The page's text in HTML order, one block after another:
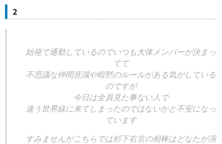
2
始発で通勤しているのでいつも大体メンバーが決まっ
てて
不思議な仲間意識や暗黙のルールがある気がしている
のですが
今日は全員見た事ない人で
違う世界線に来てしまったのではないかと不安になっ
ています
すみませんがこちらでは杉下右京の相棒はどなたが演